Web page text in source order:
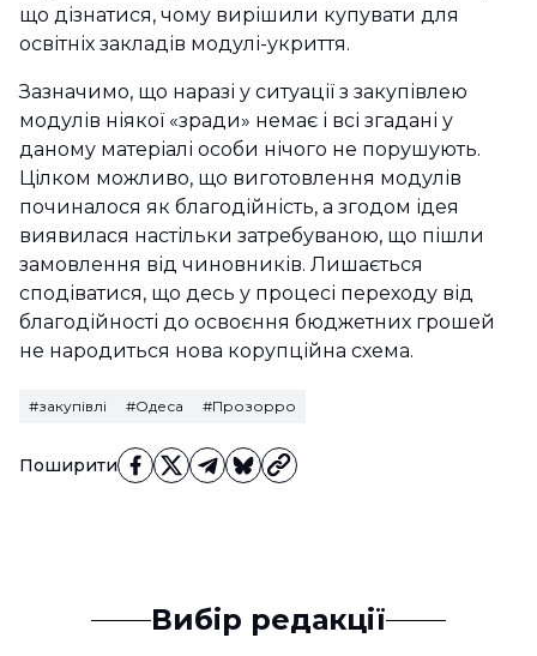
Поширити
що дізнатися, чому вирішили купувати для
освітніх закладів модулі-укриття.
Зазначимо, що наразі у ситуації з закупівлею
модулів ніякої «зради» немає і всі згадані у
даному матеріалі особи нічого не порушують.
Цілком можливо, що виготовлення модулів
починалося як благодійність, а згодом ідея
виявилася настільки затребуваною, що пішли
замовлення від чиновників. Лишається
сподіватися, що десь у процесі переходу від
благодійності до освоєння бюджетних грошей
не народиться нова корупційна схема.
#закупівлі #Одеса #Прозорро
Вибір редакції